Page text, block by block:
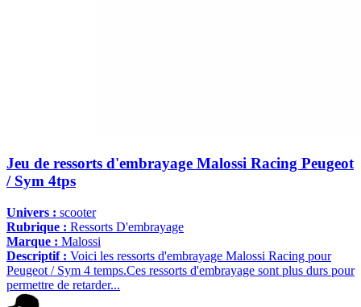
Jeu de ressorts d'embrayage Malossi Racing Peugeot
/ Sym 4tps
Univers : scooter
Rubrique : Ressorts D'embrayage
Marque : Malossi
Descriptif : Voici les ressorts d'embrayage Malossi Racing pour
Peugeot / Sym 4 temps.Ces ressorts d'embrayage sont plus durs pour
permettre de retarder...